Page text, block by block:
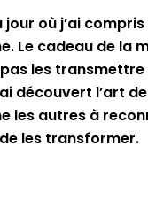
jour où j’ai
cadeau de la
les
découvert l’art
les autres à
les transformer.